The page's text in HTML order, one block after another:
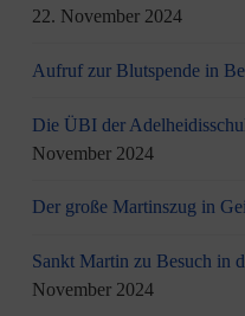
22. November 2024
Aufruf zur Blutspende in
Die ÜBI der
November 2024
Der große Martinszug in
Sankt Martin zu Besuch in
November 2024